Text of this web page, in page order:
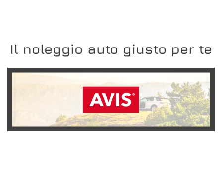
Il noleggio auto giusto per te
SCOPRI L'OFFERTA